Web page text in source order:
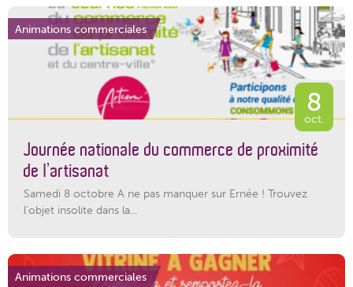
Animations commerciales
8
oct.
Journée nationale du commerce de proximité
de l’artisanat
Samedi 8 octobre A ne pas manquer sur Ernée ! Trouvez
l'objet insolite dans la...
Animations commerciales